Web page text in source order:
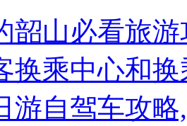
韶山必看旅
换乘中心和
游自驾车攻